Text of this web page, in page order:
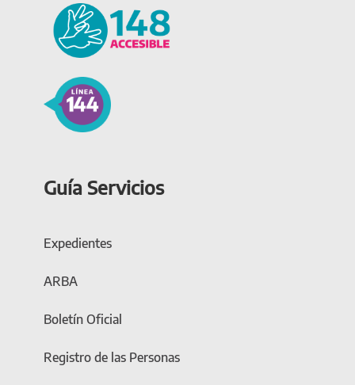
Guía Servicios
Expedientes
ARBA
Boletín Oficial
Registro de las Personas